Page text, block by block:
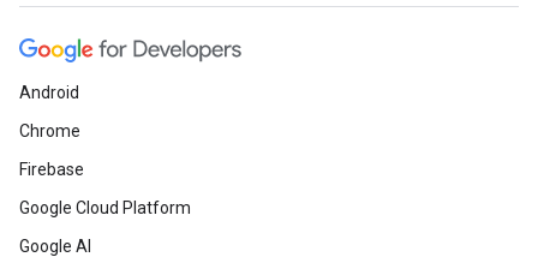
Android
Chrome
Firebase
Google Cloud Platform
Google AI